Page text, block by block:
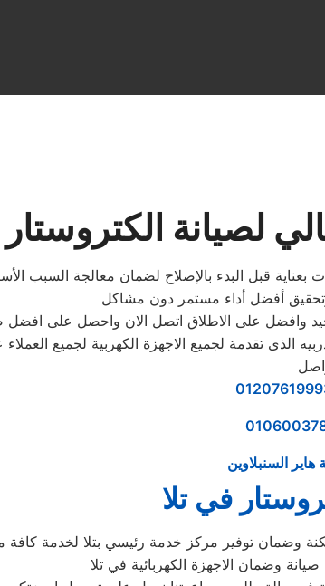
لصيانة الكتروستار
قبل البدء بالإصلاح لضمان معالجة السبب
وافضل على الاطلاق اتصل الان واحصل على
الذى تقدمة لجميع الاجهزة الكهربية لجميع
هاير السنبلاوين
في تلا
وضمان توفير مركز خدمة رئيسي بتلا لخدمة كافة
وضمان الاجهزة الكهربائية في تلا